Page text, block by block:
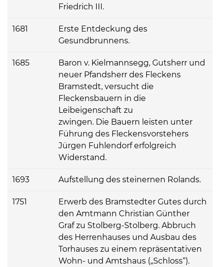
Friedrich III.
1681
Erste Entdeckung des
Gesundbrunnens.
1685
Baron v. Kielmannsegg, Gutsherr und
neuer Pfandsherr des Fleckens
Bramstedt, versucht die
Fleckensbauern in die
Leibeigenschaft zu
zwingen. Die Bauern leisten unter
Führung des Fleckensvorstehers
Jürgen Fuhlendorf erfolgreich
Widerstand.
1693 Aufstellung des steinernen Rolands.
1751
Erwerb des Bramstedter Gutes durch
den Amtmann Christian Günther
Graf zu Stolberg-Stolberg. Abbruch
des Herrenhauses und Ausbau des
Torhauses zu einem repräsentativen
Wohn- und Amtshaus („Schloss“).